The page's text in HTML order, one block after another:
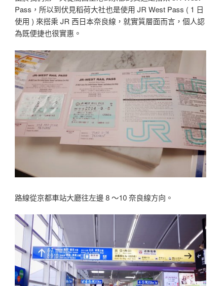
Pass，所以到伏見稻荷大社也是使用 JR West Pass ( 1 日
使用 ) 來搭乘 JR 西日本奈良線，就實質層面而言，個人認
為既便捷也很實惠。
路線從京都車站大廳往左邊 8 〜10 奈良線方向。